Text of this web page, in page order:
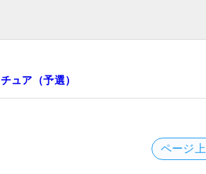
ュア（予選）
ページ